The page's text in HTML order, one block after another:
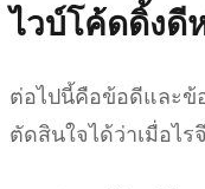
ไวบ์โค้ดดิ้งดี
ต่อไปนี้คือข้อดีและข้
ตัดสินใจได้ว่าเมื่อไร